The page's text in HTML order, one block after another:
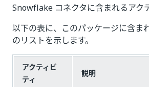
Snowflake コネクタに含まれるアク
以下の表に、このパッケージに含ま
のリストを示します。
アクティビ
ティ
説明